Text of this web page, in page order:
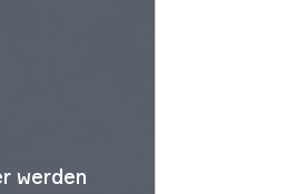
werden